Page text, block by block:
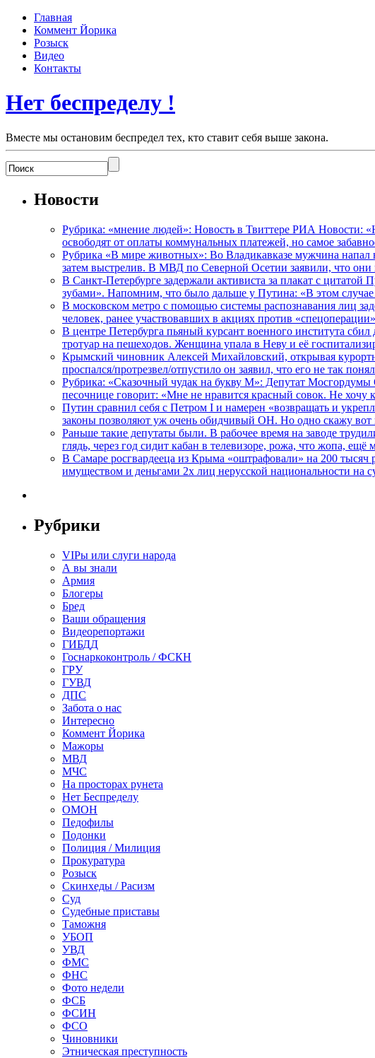
Главная
Коммент Йорика
Розыск
Видео
Контакты
Нет беспределу !
Вместе мы остановим беспредел тех, кто ставит себя выше закона.
Новости
Рубрика: «мнение людей»: Новость в Твиттере РИА Новости:
освободят от оплаты коммунальных платежей, но самое
Рубрика «В мире животных»: Во Владикавказе мужчина напал
затем выстрелив. В МВД по Северной Осетии заявили, что
В Санкт-Петербурге задержали активиста за плакат с
зубами». Напомним, что было дальше у Путина: «В этом
В московском метро с помощью системы распознавания лиц
человек, ранее участвовавших в акциях против
В центре Петербурга пьяный курсант военного института
тротуар на пешеходов. Женщина упала в Неву и её
Крымский чиновник Алексей Михайловский, открывая
проспался/протрезвел/отпустило он заявил, что его не так
Рубрика: «Сказочный чудак на букву М»: Депутат Мосгордумы
песочнице говорит: «Мне не нравится красный совок. Не
Путин сравнил себя с Петром I и намерен «возвращать и
законы позволяют уж очень обидчивый ОН. Но одно скажу
Раньше такие депутаты были. В рабочее время на заводе
глядь, через год сидит кабан в телевизоре, рожа, что жопа,
В Самаре росгвардееца из Крыма «оштрафовали» на 200 тысяч
имуществом и деньгами 2х лиц нерусской национальности
Рубрики
VIPы или слуги народа
А вы знали
Армия
Блогеры
Бред
Ваши обращения
Видеорепортажи
ГИБДД
Госнаркоконтроль / ФСКН
ГРУ
ГУВД
ДПС
Забота о нас
Интересно
Коммент Йорика
Мажоры
МВД
МЧС
На просторах рунета
Нет Беспределу
ОМОН
Педофилы
Подонки
Полиция / Милиция
Прокуратура
Розыск
Скинхеды / Расизм
Суд
Судебные приставы
Таможня
УБОП
УВД
ФМС
ФНС
Фото недели
ФСБ
ФСИН
ФСО
Чиновники
Этническая преступность